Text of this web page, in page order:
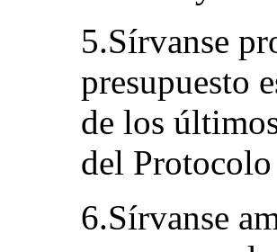
5.Sírvanse
presupuesto
de los
del
6.Sírvanse